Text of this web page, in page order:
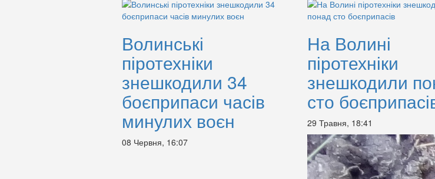
Волинські
піротехніки
знешкодили 34
боєприпаси часів
минулих воєн
08 Червня, 16:07
На Волині
піротехніки
знешкодили
сто
29 Травня, 18:41